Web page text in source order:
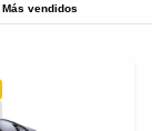
Más vendidos